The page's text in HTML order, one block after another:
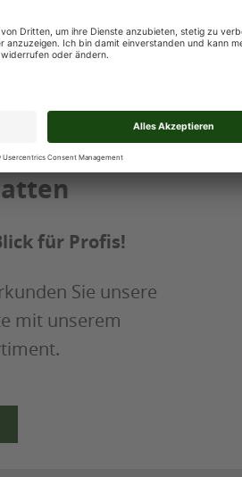
aus einer Hand: Wir
insbesondere zur
Nägel, Klammern und
für Profis!
Sie unsere
mit unserem